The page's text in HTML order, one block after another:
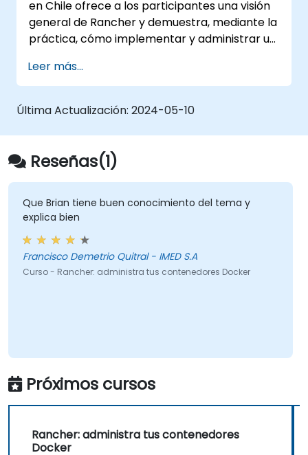
en Chile ofrece a los participantes una visión
general de Rancher y demuestra, mediante la
práctica, cómo implementar y administrar un
Leer más...
Última Actualización: 2024-05-10
Reseñas(1)
Que Brian tiene buen conocimiento del tema y
explica bien
Francisco Demetrio Quitral - IMED S.A
Curso - Rancher: administra tus contenedores Docker
Próximos cursos
Rancher: administra tus contenedores
Docker